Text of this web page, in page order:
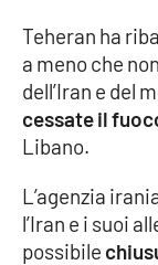
STREAMING
LaC TV
LaC Network
Teheran ha
a meno che
dell’Iran e del
cessate il
Libano.
L’agenzia
l’Iran e i suoi
possibile